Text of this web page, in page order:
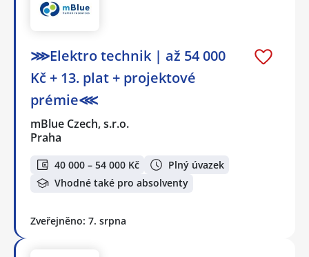
⋙Elektro technik | až 54 000
Kč + 13. plat + projektové
prémie⋘
mBlue Czech, s.r.o.
Praha
40 000 – 54 000 Kč
Plný úvazek
Vhodné také pro absolventy
Zveřejněno: 7. srpna